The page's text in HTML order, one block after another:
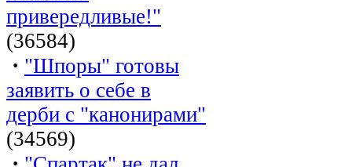
привередливые!"
(36584)
· "Шпоры" готовы
заявить о себе в
дерби с "канонирами"
(34569)